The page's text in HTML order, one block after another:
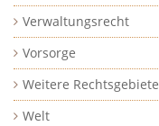
Verwaltungsrecht
Vorsorge
Weitere Rechtsgebiete
Welt